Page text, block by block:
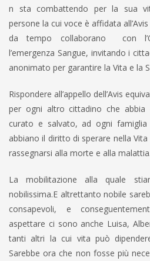
n sta combattendo per la sua
persone la cui voce è affidata
da tempo collaborano con
l’emergenza Sangue, invitando i
anonimato per garantire la Vita e la
Rispondere all’appello dell’Avis
per ogni altro cittadino che abbia
curato e salvato, ad ogni
abbiano il diritto di sperare nella
rassegnarsi alla morte e alla malattia.
La mobilitazione alla quale
nobilissima.E altrettanto nobile
consapevoli, e
aspettare ci sono anche Luisa,
tanti altri la cui vita può
Sarebbe ora che non fosse più